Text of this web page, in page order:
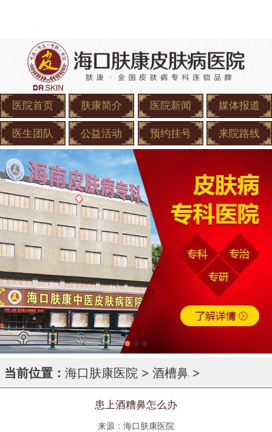
医院首页 肤康简介 医院新闻 媒体报道
医生团队 公益活动 预约挂号 来院路线
当前位置： 海口肤康医院 > 酒槽鼻 >
患上酒糟鼻怎么办
来源：海口肤康医院